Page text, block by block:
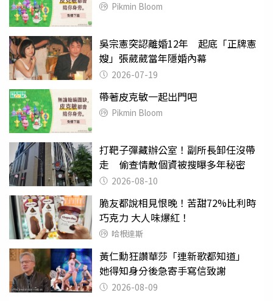
Pikmin Bloom
吳宗憲突認離婚12年 起底「正牌憲
嫂」張葳葳當年隱婚內幕
2026-07-19
帶著皮克敏一起出門吧
Pikmin Bloom
打靶子彈藏辦公室！副所長卸任沒帶
走 偷查情敵個資被搜曝多年秘密
2026-08-10
脆友都說相見恨晚！苦甜72%比利時
巧克力 大人味爆紅！
哈根達斯
黃仁勳狂讚華莎「連新歌都知道」
她得知身分後急寄手寫信致謝
2026-08-09